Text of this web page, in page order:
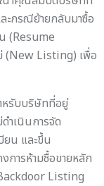
มีผล
ดทะเบียนไม่มี
ได้ภายในระยะ
ดทะเบียนมีคุณภาพที่